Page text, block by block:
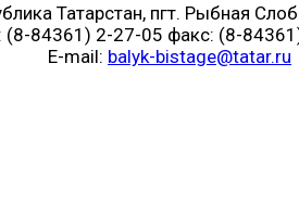
Татарстан, пгт. Рыбная
(8-84361) 2-27-05 факс: (8-
E-mail: balyk-bistage@tatar.ru